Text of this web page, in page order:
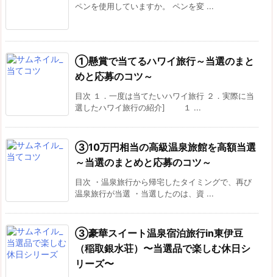
ペンを使用していますか。 ペンを変 ...
①懸賞で当てるハワイ旅行～当選のまと
めと応募のコツ～
目次 １．一度は当てたいハワイ旅行 ２．実際に当
選したハワイ旅行の紹介] １ ...
③10万円相当の高級温泉旅館を高額当選
～当選のまとめと応募のコツ～
目次 ・温泉旅行から帰宅したタイミングで、再び
温泉旅行が当選 ・当選したのは、資 ...
③豪華スイート温泉宿泊旅行in東伊豆
（稲取銀水荘）〜当選品で楽しむ休日シ
リーズ〜